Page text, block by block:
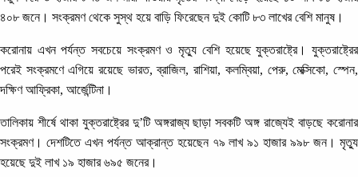
৪০৮ জনে। সংক্রমণ থেকে সুস্থ হয়ে বাড়ি ফিরেছেন দুই কোটি ৮৩ লাখের বেশি মানুষ।
করোনায় এখন পর্যন্ত সবচেয়ে সংক্রমণ ও মৃত্যু বেশি হয়েছে যুক্তরাষ্ট্রে। যুক্তরাষ্ট্রের
পরেই সংক্রমণে এগিয়ে রয়েছে ভারত, ব্রাজিল, রাশিয়া, কলম্বিয়া, পেরু, মেক্সিকো, স্পেন,
দক্ষিণ আফ্রিকা, আর্জেন্টিনা।
তালিকায় শীর্ষে থাকা যুক্তরাষ্ট্রের দু’টি অঙ্গরাজ্য ছাড়া সবকটি অঙ্গ রাজ্যেই বাড়ছে করোনার
সংক্রমণ। দেশটিতে এখন পর্যন্ত আক্রান্ত হয়েছেন ৭৯ লাখ ৯১ হাজার ৯৯৮ জন। মৃত্যু
হয়েছে দুই লাখ ১৯ হাজার ৬৯৫ জনের।